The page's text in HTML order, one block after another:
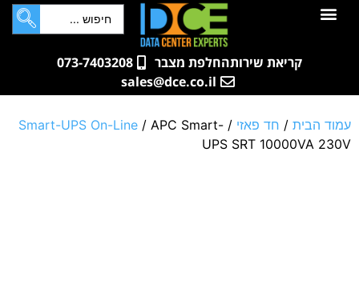
לתוכן
קריאת שירותהחלפת מצבר
073-7403208
sales@dce.co.il
עמוד הבית / חד פאזי /
Smart-UPS On-Line / APC Smart-
UPS SRT 10000VA 230V